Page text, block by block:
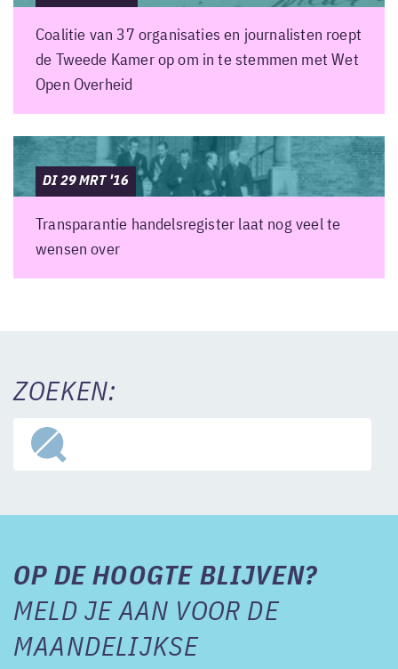
Coalitie van 37 organisaties en journalisten roept
de Tweede Kamer op om in te stemmen met Wet
Open Overheid
DI 29 MRT '16
Transparantie handelsregister laat nog veel te
wensen over
ZOEKEN:
OP DE HOOGTE BLIJVEN?
MELD JE AAN VOOR DE
MAANDELIJKSE